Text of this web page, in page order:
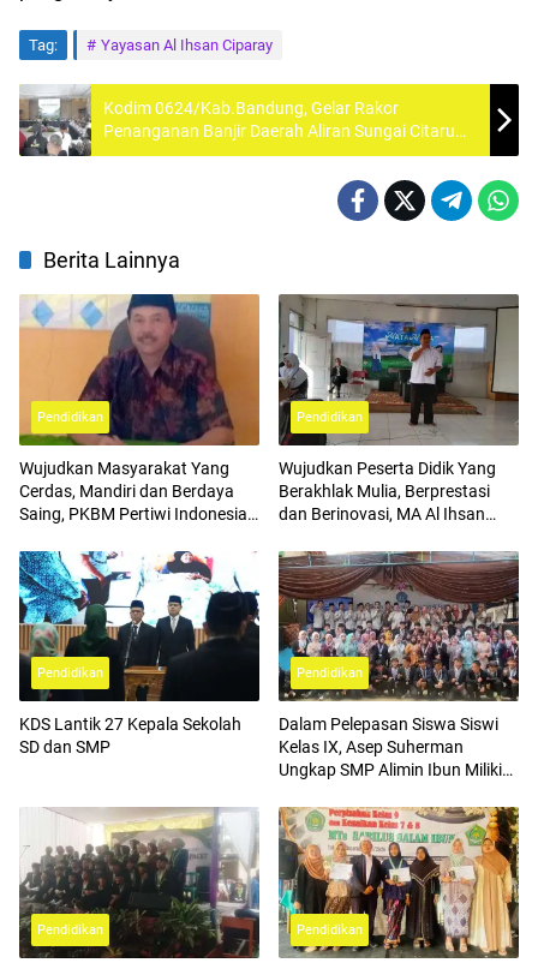
Tag: Yayasan Al Ihsan Ciparay
Kodim 0624/Kab.Bandung, Gelar Rakor
Penanganan Banjir Daerah Aliran Sungai Citarum
dan Permasalan Sampah di Wilayah Kota dan
Berita Lainnya
Pendidikan
Wujudkan Masyarakat Yang
Cerdas, Mandiri dan Berdaya
Saing, PKBM Pertiwi Indonesia
Pendidikan
Wujudkan Peserta Didik Yang
Berakhlak Mulia, Berprestasi
dan Berinovasi, MA Al Ihsan
Pendidikan
KDS Lantik 27 Kepala Sekolah
SD dan SMP
Pendidikan
Dalam Pelepasan Siswa Siswi
Kelas IX, Asep Suherman
Ungkap SMP Alimin Ibun Miliki
Pendidikan Pendidikan